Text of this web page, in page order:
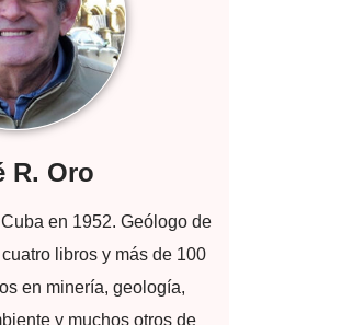
R. Oro
en 1952. Geólogo de
libros y más de 100
en minería, geología,
y muchos otros de